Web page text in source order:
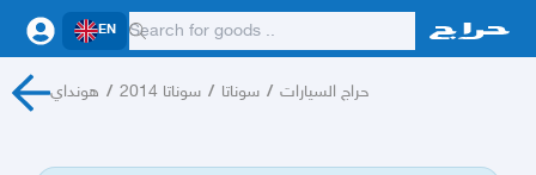
EN
هونداي / سوناتا 2014 / سوناتا / حراج السيارات